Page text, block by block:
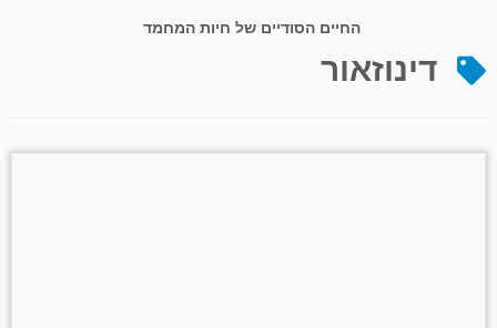
החיים הסודיים של חיות המחמד
דינוזאור